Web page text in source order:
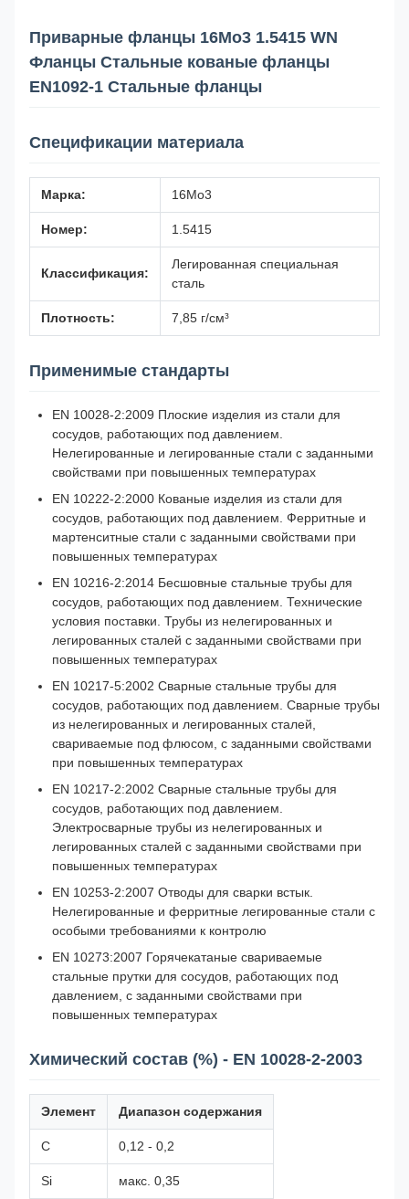
Приварные фланцы 16Mo3 1.5415 WN
Фланцы Стальные кованые фланцы
EN1092-1 Стальные фланцы
Спецификации материала
Марка: 16Mo3
Номер: 1.5415
Классификация:
Легированная специальная
сталь
Плотность: 7,85 г/см³
Применимые стандарты
EN 10028-2:2009 Плоские изделия из стали для
сосудов, работающих под давлением.
Нелегированные и легированные стали с заданными
свойствами при повышенных температурах
EN 10222-2:2000 Кованые изделия из стали для
сосудов, работающих под давлением. Ферритные и
мартенситные стали с заданными свойствами при
повышенных температурах
EN 10216-2:2014 Бесшовные стальные трубы для
сосудов, работающих под давлением. Технические
условия поставки. Трубы из нелегированных и
легированных сталей с заданными свойствами при
повышенных температурах
EN 10217-5:2002 Сварные стальные трубы для
сосудов, работающих под давлением. Сварные трубы
из нелегированных и легированных сталей,
свариваемые под флюсом, с заданными свойствами
при повышенных температурах
EN 10217-2:2002 Сварные стальные трубы для
сосудов, работающих под давлением.
Электросварные трубы из нелегированных и
легированных сталей с заданными свойствами при
повышенных температурах
EN 10253-2:2007 Отводы для сварки встык.
Нелегированные и ферритные легированные стали с
особыми требованиями к контролю
EN 10273:2007 Горячекатаные свариваемые
стальные прутки для сосудов, работающих под
давлением, с заданными свойствами при
повышенных температурах
Химический состав (%) - EN 10028-2-2003
Элемент Диапазон содержания
C 0,12 - 0,2
Si макс. 0,35